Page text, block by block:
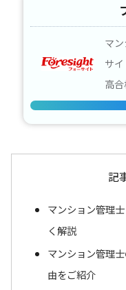
マ
サイ
高合
記
マンション管理
く解説
マンション管理
由をご紹介